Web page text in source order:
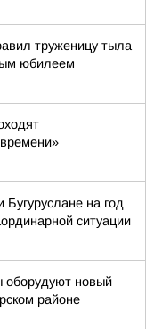
труженицу тыла
юбилеем
Бугуруслане на год
ситуации
оборудуют новый
районе